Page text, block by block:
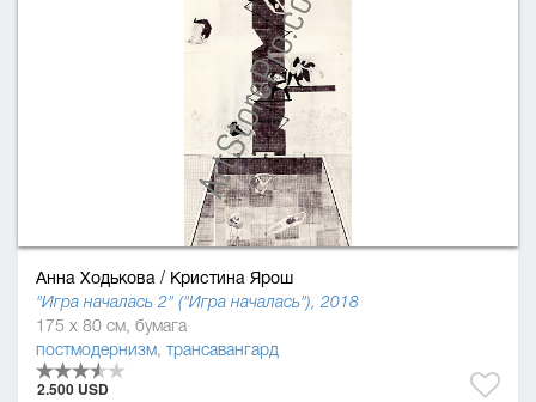
Анна Ходькова / Кристина Ярош
"Игра началась 2" ("Игра началась"), 2018
175 x 80 см, бумага
постмодернизм, трансавангард
2.500 USD